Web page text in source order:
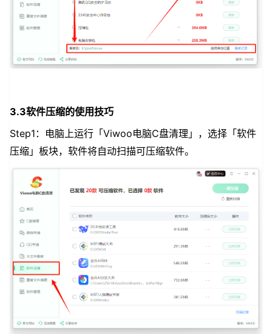
3.3软件压缩的使用技巧
Step1：电脑上运行「Viwoo电脑C盘清理」，选择「软件
压缩」板块，软件将自动扫描可压缩软件。